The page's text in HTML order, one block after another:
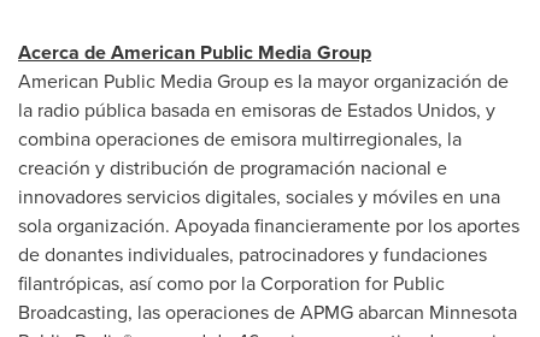
Acerca de American Public Media Group
American Public Media Group es la mayor organización de
la radio pública basada en emisoras de Estados Unidos, y
combina operaciones de emisora multirregionales, la
creación y distribución de programación nacional e
innovadores servicios digitales, sociales y móviles en una
sola organización. Apoyada financieramente por los aportes
de donantes individuales, patrocinadores y fundaciones
filantrópicas, así como por la Corporation for Public
Broadcasting, las operaciones de APMG abarcan Minnesota